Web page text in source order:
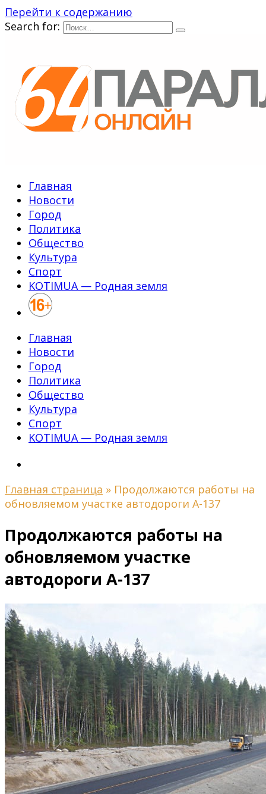
Перейти к содержанию
Search for:
Главная
Новости
Город
Политика
Общество
Культура
Спорт
KOTIMUA — Родная земля
Главная
Новости
Город
Политика
Общество
Культура
Спорт
KOTIMUA — Родная земля
Главная страница » Продолжаются работы на
обновляемом участке автодороги А-137
Продолжаются работы на
обновляемом участке
автодороги А-137